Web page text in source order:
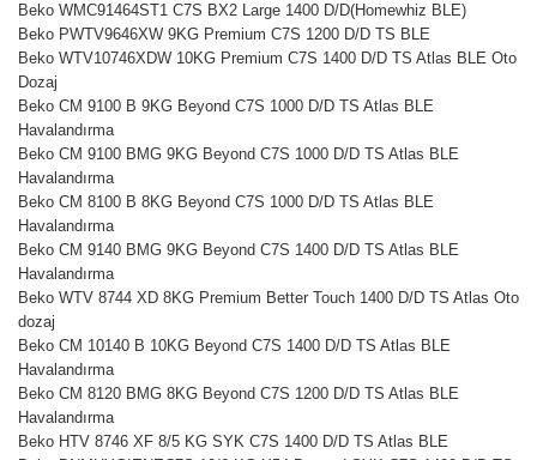
Beko WMC91464ST1 C7S BX2 Large 1400 D/D(Homewhiz BLE)
Beko PWTV9646XW 9KG Premium C7S 1200 D/D TS BLE
Beko WTV10746XDW 10KG Premium C7S 1400 D/D TS Atlas BLE Oto
Dozaj
Beko CM 9100 B 9KG Beyond C7S 1000 D/D TS Atlas BLE
Havalandırma
Beko CM 9100 BMG 9KG Beyond C7S 1000 D/D TS Atlas BLE
Havalandırma
Beko CM 8100 B 8KG Beyond C7S 1000 D/D TS Atlas BLE
Havalandırma
Beko CM 9140 BMG 9KG Beyond C7S 1400 D/D TS Atlas BLE
Havalandırma
Beko WTV 8744 XD 8KG Premium Better Touch 1400 D/D TS Atlas Oto
dozaj
Beko CM 10140 B 10KG Beyond C7S 1400 D/D TS Atlas BLE
Havalandırma
Beko CM 8120 BMG 8KG Beyond C7S 1200 D/D TS Atlas BLE
Havalandırma
Beko HTV 8746 XF 8/5 KG SYK C7S 1400 D/D TS Atlas BLE